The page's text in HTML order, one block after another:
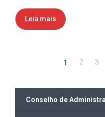
Leia mais
1 2 3
Conselho de